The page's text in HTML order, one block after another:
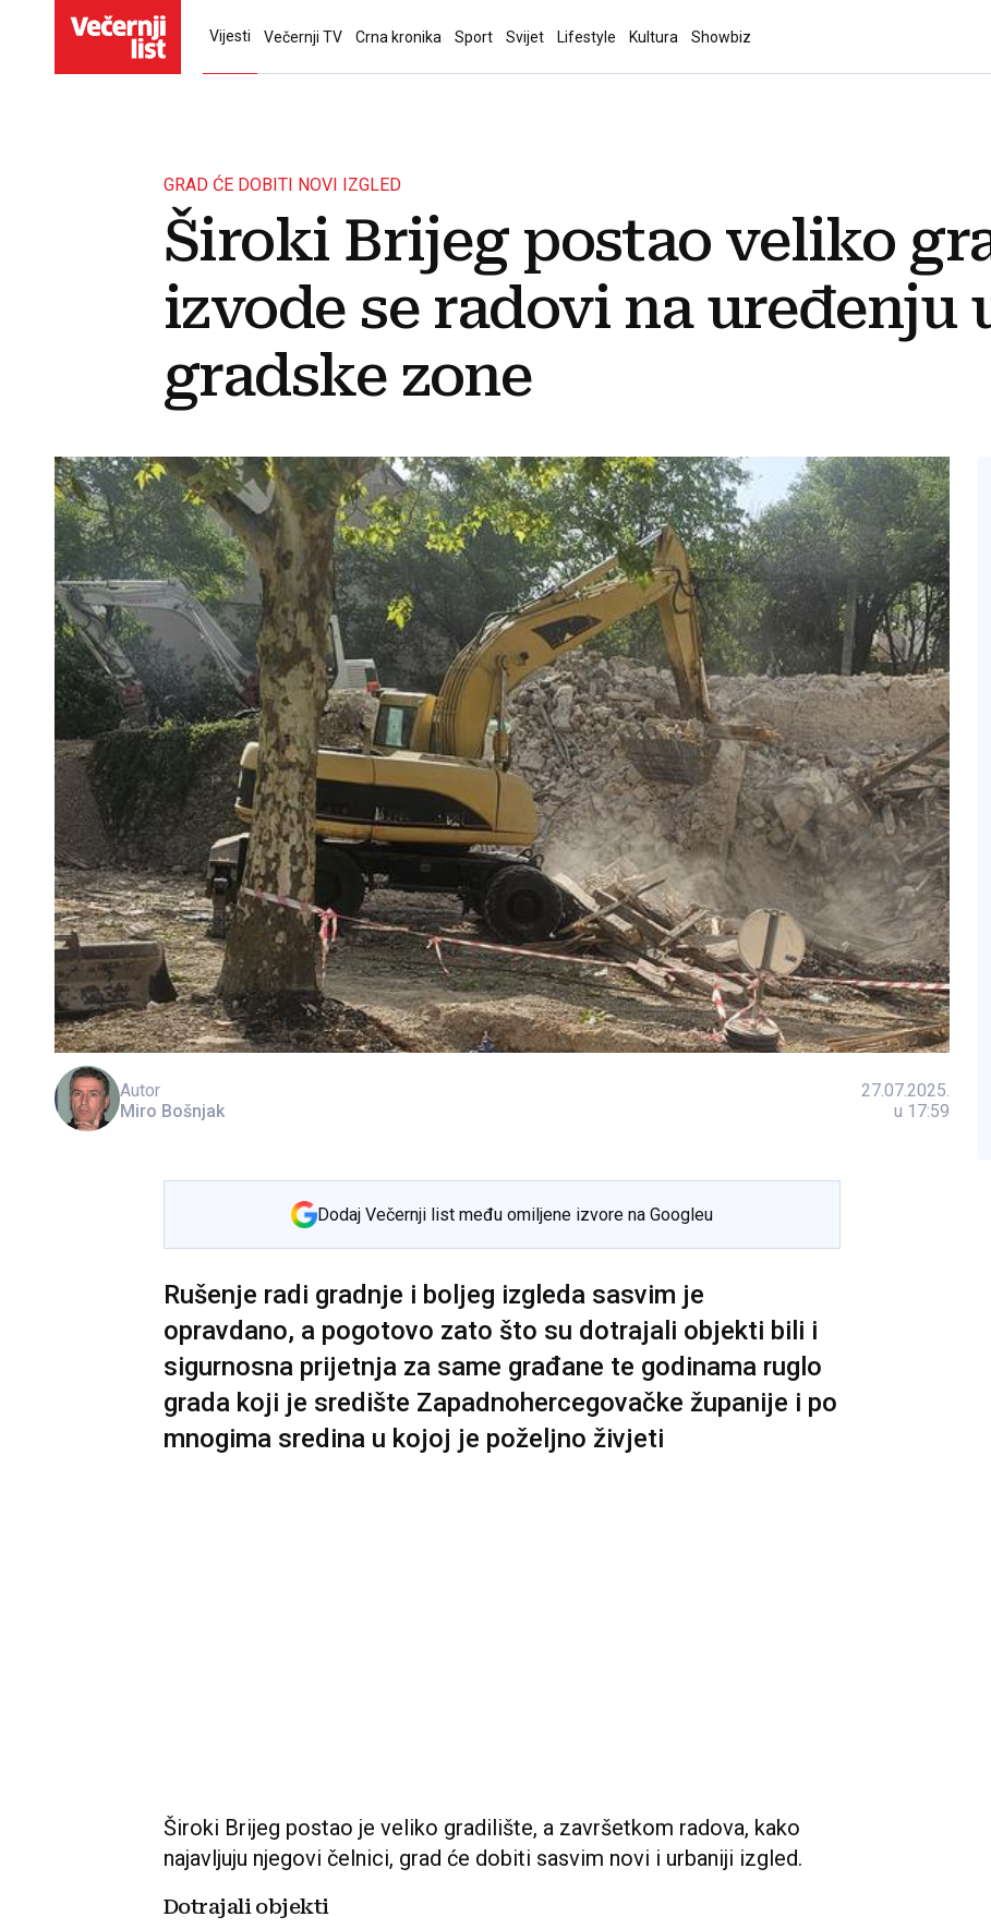
Vijesti Večernji TV Crna kronika Sport Svijet Lifestyle Kultura Showbiz
GRAD ĆE DOBITI NOVI IZGLED
Široki Brijeg postao veliko
izvode se radovi na uređenju
gradske zone
Autor
Miro Bošnjak
27.07.2025.
u 17:59
Dodaj Večernji list među omiljene izvore na Googleu
Rušenje radi gradnje i boljeg izgleda sasvim je
opravdano, a pogotovo zato što su dotrajali objekti bili i
sigurnosna prijetnja za same građane te godinama ruglo
grada koji je središte Zapadnohercegovačke županije i po
mnogima sredina u kojoj je poželjno živjeti
Široki Brijeg postao je veliko gradilište, a završetkom radova, kako
najavljuju njegovi čelnici, grad će dobiti sasvim novi i urbaniji izgled.
Dotrajali objekti